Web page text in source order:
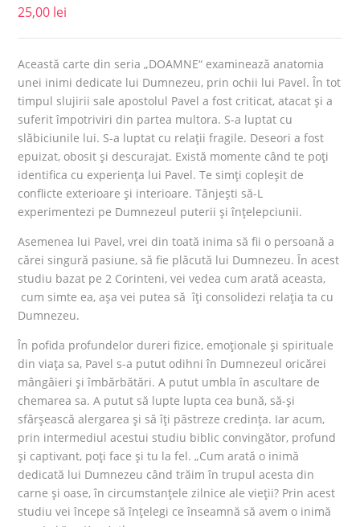
25,00 lei
Această carte din seria „DOAMNE“ examinează anatomia
unei inimi dedicate lui Dumnezeu, prin ochii lui Pavel. În tot
timpul slujirii sale apostolul Pavel a fost criticat, atacat și a
suferit împotriviri din partea multora. S-a luptat cu
slăbiciunile lui. S-a luptat cu relații fragile. Deseori a fost
epuizat, obosit și descurajat. Există momente când te poți
identifica cu experiența lui Pavel. Te simți copleșit de
conflicte exterioare și interioare. Tânjești să-L
experimentezi pe Dumnezeul puterii și înțelepciunii.
Asemenea lui Pavel, vrei din toată inima să fii o persoană a
cărei singură pasiune, să fie plăcută lui Dumnezeu. În acest
studiu bazat pe 2 Corinteni, vei vedea cum arată aceasta,
cum simte ea, așa vei putea să îți consolidezi relația ta cu
Dumnezeu.
În pofida profundelor dureri fizice, emoționale și spirituale
din viața sa, Pavel s-a putut odihni în Dumnezeul oricărei
mângâieri și îmbărbătări. A putut umbla în ascultare de
chemarea sa. A putut să lupte lupta cea bună, să-și
sfârșească alergarea și să îți păstreze credința. Iar acum,
prin intermediul acestui studiu biblic convingător, profund
și captivant, poți face și tu la fel. „Cum arată o inimă
dedicată lui Dumnezeu când trăim în trupul acesta din
carne și oase, în circumstanțele zilnice ale vieții? Prin acest
studiu vei începe să înțelegi ce înseamnă să avem o inimă